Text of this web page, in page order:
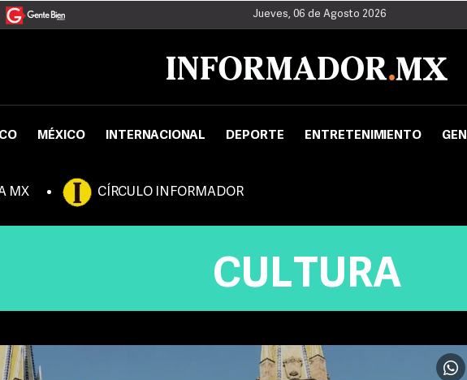
Jueves, 06 de Agosto 2026
MÉXICO INTERNACIONAL DEPORTE ENTRETENIMIENTO
MX CÍRCULO INFORMADOR
CULTURA